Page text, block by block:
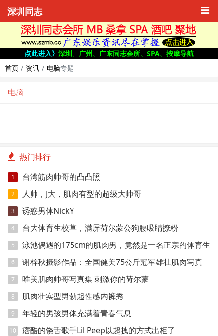
深圳同志
点此进入》 深圳、广州、广东同志会所、SPA、按摩导航
首页
资讯 电脑专题
电脑
热门排行
1 台湾筋肉帅哥的凸凸照
2 人帅，J大，肌肉有型的超级大帅哥
3 诱惑男体NickY
4 台大体育生校草，满屏荷尔蒙公狗腰吸睛撩粉
5 泳池偶遇的175cm的肌肉男，竟然是一名正宗的体育生
6 谢梓秋摄影作品：全国健美75公斤冠军雄壮肌肉写真
7 唯美肌肉帅哥写真集 刺激你的荷尔蒙
8 肌肉壮实型男勃起性感内裤秀
9 年轻的男孩男体充满着青春气息
10 痞酷的饶舌歌手Lil Peep以超拽的方式出柜了